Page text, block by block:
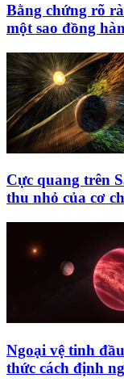
Bằng chứng rõ
một sao đồng
Cực quang trên
thu nhỏ của cơ
Ngoại vệ tinh
thức cách định